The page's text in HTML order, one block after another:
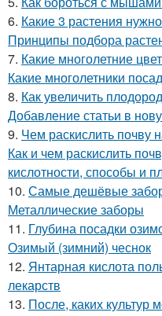
6. Какие 3 растения
Принципы подбора
7. Какие многолетние
Какие многолетники
8. Как увеличить
Добавление статьи в
9. Чем раскислить почву
Как и чем раскислить
кислотности, способы и
10. Самые дешёвые
Металлические заборы
11. Глубина посадки
Озимый (зимний) чеснок
12. Янтарная кислота
лекарств
13. После, каких культур